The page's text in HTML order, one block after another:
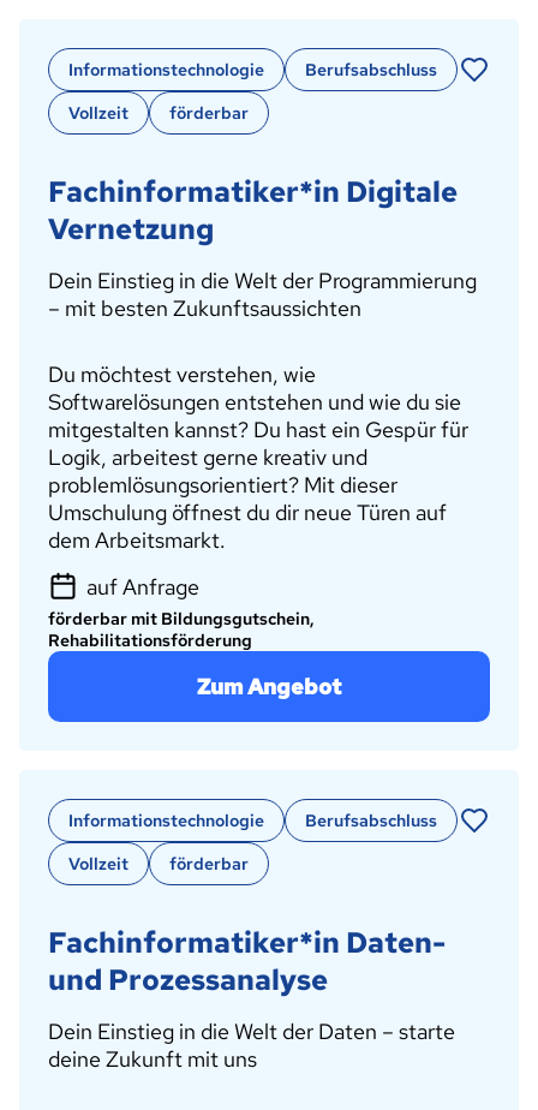
Informationstechnologie
Berufsabschluss
Vollzeit
förderbar
Fachinformatiker*in Digitale
Vernetzung
Dein Einstieg in die Welt der Programmierung
– mit besten Zukunftsaussichten
Du möchtest verstehen, wie
Softwarelösungen entstehen und wie du sie
mitgestalten kannst? Du hast ein Gespür für
Logik, arbeitest gerne kreativ und
problemlösungsorientiert? Mit dieser
Umschulung öffnest du dir neue Türen auf
dem Arbeitsmarkt.
auf Anfrage
förderbar mit Bildungsgutschein,
Rehabilitationsförderung
Zum Angebot
Informationstechnologie
Berufsabschluss
Vollzeit
förderbar
Fachinformatiker*in Daten-
und Prozessanalyse
Dein Einstieg in die Welt der Daten – starte
deine Zukunft mit uns